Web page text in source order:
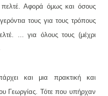
πελτέ. Αφορά όμως και όσους
τους για τους τρόπους
... για όλους τους (μέχρι
και μια πρακτική και
Γεωργίας. Τότε που υπήρχαν